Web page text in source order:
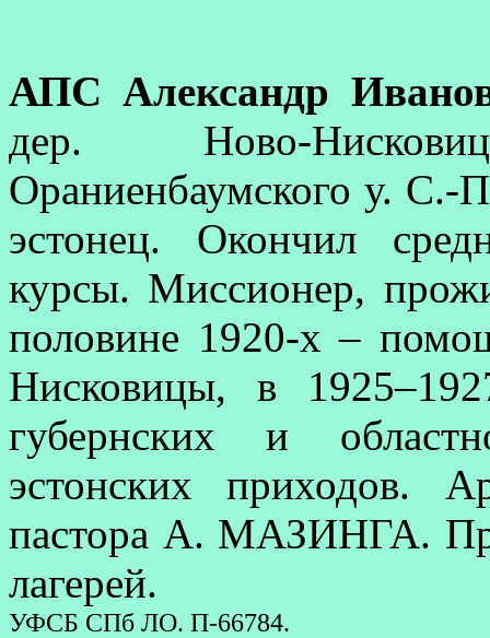
АПС Александр
дер. Ново-
Ораниенбаумского у. С.-
эстонец. Окончил
курсы. Миссионер,
половине 1920-х –
Нисковицы, в
губернских и
эстонских приходов.
пастора А. МАЗИНГА.
лагерей.
УФСБ СПб ЛО. П-66784.